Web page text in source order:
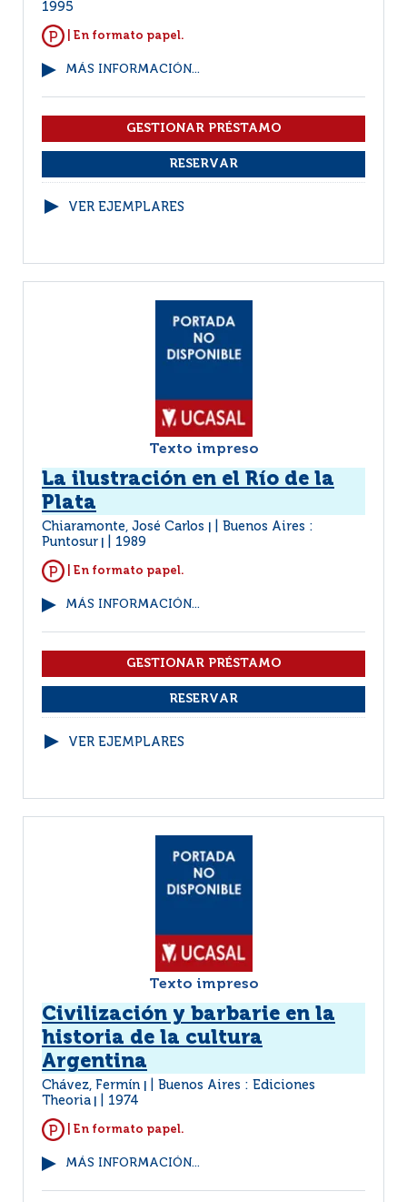
1995
| En formato papel.
MÁS INFORMACIÓN...
VER EJEMPLARES
Texto impreso
La ilustración en el Río de la
Plata
Chiaramonte, José Carlos
Buenos Aires :
Puntosur
1989
| En formato papel.
MÁS INFORMACIÓN...
VER EJEMPLARES
Texto impreso
Civilización y barbarie en la
historia de la cultura
Argentina
Chávez, Fermín
Buenos Aires : Ediciones
Theoria
1974
| En formato papel.
MÁS INFORMACIÓN...